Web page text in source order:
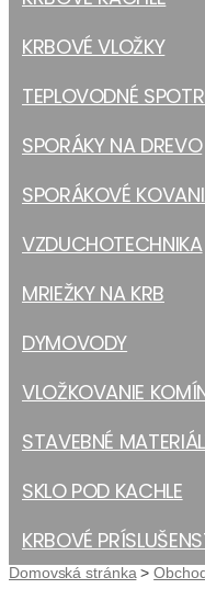
KRBOVÉ VLOŽKY
TEPLOVODNÉ
SPORÁKY NA DREVO
SPORÁKOVÉ
VZDUCHOTECHNIKA
MRIEŽKY NA KRB
DYMOVODY
VLOŽKOVANIE
STAVEBNÉ
SKLO POD KACHLE
KRBOVÉ
Domovská stránka>